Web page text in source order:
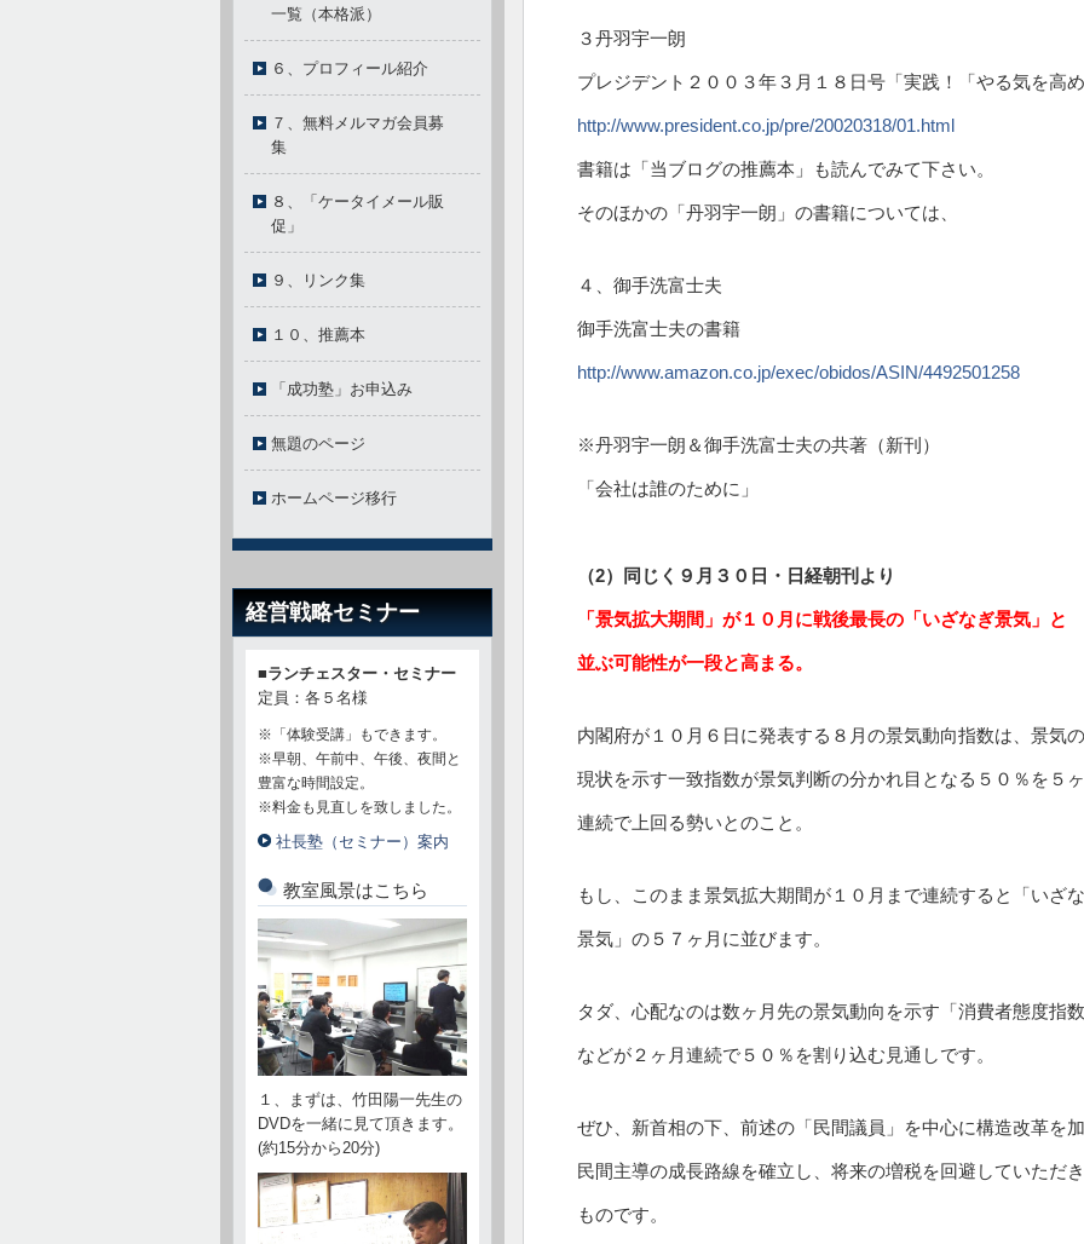
３丹羽宇一朗
プレジデント２００３年３月１８日号「実践！「やる気を高
http://www.president.co.jp/pre/20020318/01.html
書籍は「当ブログの推薦本」も読んでみて下さい。
そのほかの「丹羽宇一朗」の書籍については、
４、御手洗富士夫
御手洗富士夫の書籍
http://www.amazon.co.jp/exec/obidos/ASIN/4492501258
※丹羽宇一朗＆御手洗富士夫の共著（新刊）
「会社は誰のために」
（2）同じく９月３０日・日経朝刊より
「景気拡大期間」が１０月に戦後最長の「いざなぎ景気」と
並ぶ可能性が一段と高まる。
内閣府が１０月６日に発表する８月の景気動向指数は、景気の
現状を示す一致指数が景気判断の分かれ目となる５０％を５
連続で上回る勢いとのこと。
もし、このまま景気拡大期間が１０月まで連続すると「いざ
景気」の５７ヶ月に並びます。
タダ、心配なのは数ヶ月先の景気動向を示す「消費者態度指数
などが２ヶ月連続で５０％を割り込む見通しです。
ぜひ、新首相の下、前述の「民間議員」を中心に構造改革を加
民間主導の成長路線を確立し、将来の増税を回避していただ
ものです。
一覧（本格派）
６、プロフィール紹介
７、無料メルマガ会員募
集
８、「ケータイメール販
促」
９、リンク集
１０、推薦本
「成功塾」お申込み
無題のページ
ホームページ移行
経営戦略セミナー
■ランチェスター・セミナー
定員：各５名様
※「体験受講」もできます。
※早朝、午前中、午後、夜間と
豊富な時間設定。
※料金も見直しを致しました。
社長塾（セミナー）案内
教室風景はこちら
１、まずは、竹田陽一先生の
DVDを一緒に見て頂きます。
(約15分から20分)